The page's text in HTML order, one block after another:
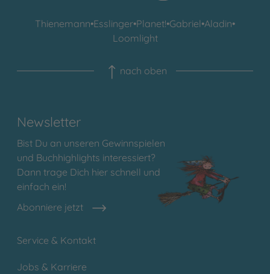
Thienemann•Esslinger•Planet!•Gabriel•Aladin•
Loomlight
nach oben
Newsletter
Bist Du an unseren Gewinnspielen
und Buchhighlights interessiert?
Dann trage Dich hier schnell und
einfach ein!
Abonniere jetzt
Service & Kontakt
Jobs & Karriere